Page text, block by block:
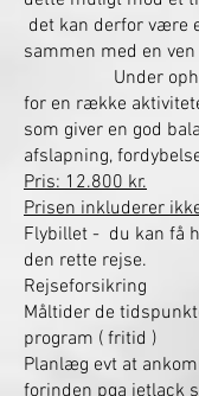
det kan derfor være
sammen med en
Under
for en række
som giver en god
afslapning,
Pris: 12.800 kr.
Prisen inkluderer
Flybillet - du kan få
den rette rejse.
Rejseforsikring
Måltider de
program ( fritid )
Planlæg evt at